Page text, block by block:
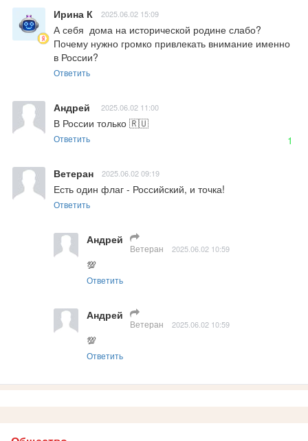
Ирина К 2025.06.02 15:09
А себя  дома на исторической родине слабо?
Почему нужно громко привлекать внимание именно
в России?
Ответить
Андрей 2025.06.02 11:00
В России только 🇷🇺
Ответить 1
Ветеран 2025.06.02 09:19
Есть один флаг - Российский, и точка!
Ответить
Андрей
Ветеран 2025.06.02 10:59
💯
Ответить
Андрей
Ветеран 2025.06.02 10:59
💯
Ответить